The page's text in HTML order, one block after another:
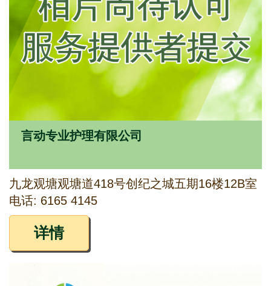
言动专业护理有限公司
九龙观塘观塘道418号创纪之城五期16楼12B室
电话: 6165 4145
详情